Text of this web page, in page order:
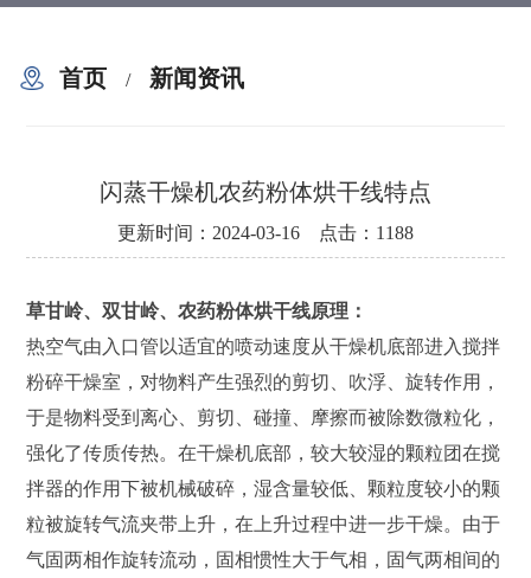
首页 / 新闻资讯
闪蒸干燥机农药粉体烘干线特点
更新时间：2024-03-16 点击：1188
草甘岭、双甘岭、农药粉体烘干线原理：
热空气由入口管以适宜的喷动速度从干燥机底部进入搅拌
粉碎干燥室，对物料产生强烈的剪切、吹浮、旋转作用，
于是物料受到离心、剪切、碰撞、摩擦而被除数微粒化，
强化了传质传热。在干燥机底部，较大较湿的颗粒团在搅
拌器的作用下被机械破碎，湿含量较低、颗粒度较小的颗
粒被旋转气流夹带上升，在上升过程中进一步干燥。由于
气固两相作旋转流动，固相惯性大于气相，固气两相间的